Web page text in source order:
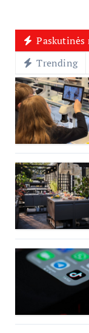
Paskutinės
Trending